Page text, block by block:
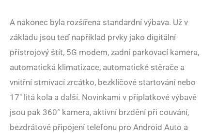
A nakonec byla rozšířena standardní výbava. Už v
základu jsou teď například prvky jako digitální
přístrojový štít, 5G modem, zadní parkovací kamera,
automatická klimatizace, automatické stěrače a
vnitřní stmívací zrcátko, bezklíčové startování nebo
17″ litá kola a další. Novinkami v příplatkové výbavě
jsou pak 360° kamera, aktivní brzdění při couvání,
bezdrátové připojení telefonu pro Android Auto a